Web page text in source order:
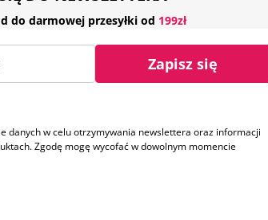
do darmowej przesyłki od 199zł
Zapisz się
danych w celu otrzymywania newslettera oraz informacji
Zgodę mogę wycofać w dowolnym momencie